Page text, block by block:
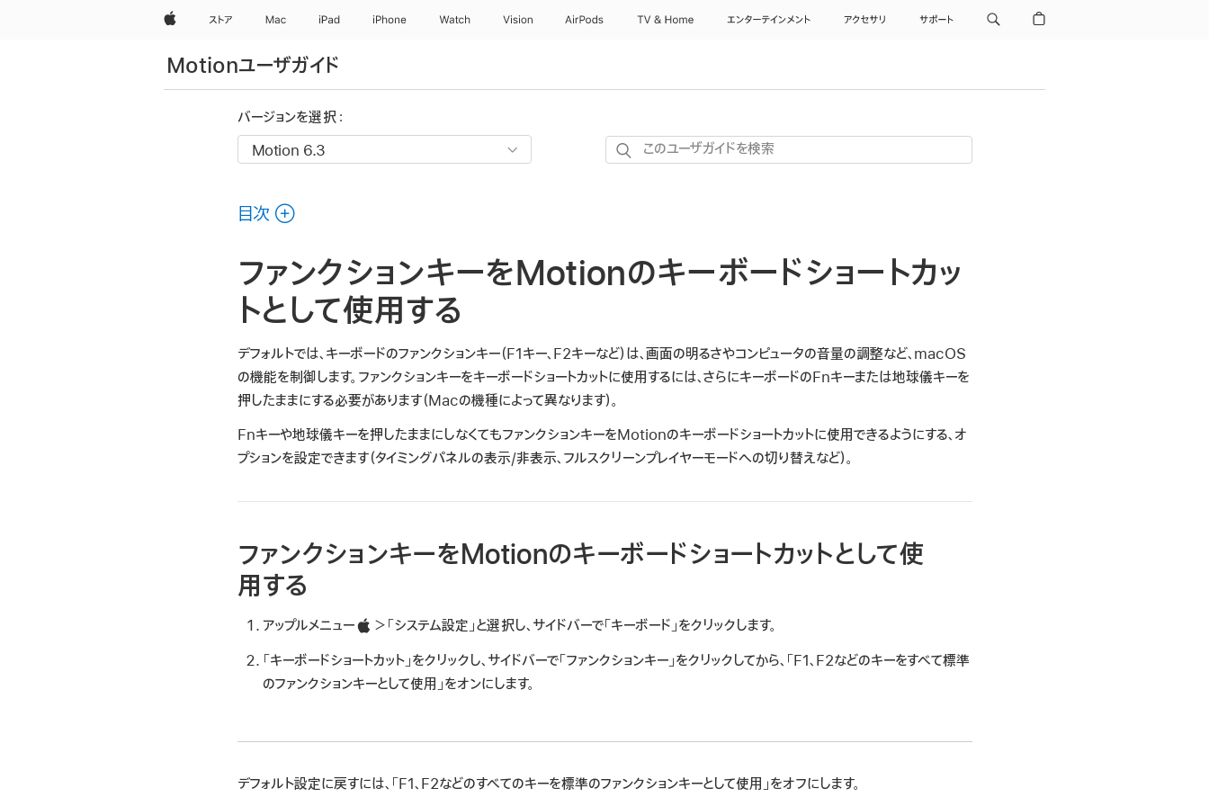
Appleストア Mac iPad iPhone Watch Vision AirPods TV & Home エンターテインメント アクセサリ サポート
Motionユーザガイド
バージョンを選択：
こ
ガ
イ
検
索
目次
ファンクションキーをMotionのキーボードショートカッ
トとして使用する
デフォルトでは、キーボードのファンクションキー（F1キー、F2キーなど）は、画面の明るさやコンピュータの音量の調整など、macOS
の機能を制御します。ファンクションキーをキーボードショートカットに使用するには、さらにキーボードのFnキーまたは地球儀キーを
押したままにする必要があります（Macの機種によって異なります）。
Fnキーや地球儀キーを押したままにしなくてもファンクションキーをMotionのキーボードショートカットに使用できるようにする、オ
プションを設定できます（タイミングパネルの表示/非表示、フルスクリーンプレイヤーモードへの切り替えなど）。
ファンクションキーをMotionのキーボードショートカットとして使
用する
アップルメニュー ＞ 「システム設定」と選択し、サイドバーで「キーボード」をクリックします。
「キーボードショートカット」をクリックし、サイドバーで「ファンクションキー」をクリックしてから、「F1、F2などのキーをすべて標準
のファンクションキーとして使用」をオンにします。
デフォルト設定に戻すには、「F1、F2などのすべてのキーを標準のファンクションキーとして使用」をオフにします。